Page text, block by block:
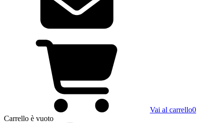
Vai al carrello0
Carrello è vuoto